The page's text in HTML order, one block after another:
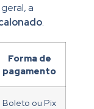
geral, a
.
Forma de
pagamento
Boleto ou Pix